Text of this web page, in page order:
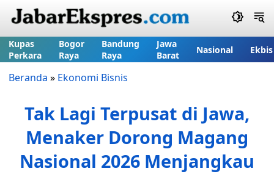
Kupas
Perkara
Bogor
Raya
Bandung
Raya
Jawa
Barat
Nasional Ekbis
Beranda » Ekonomi Bisnis
Tak Lagi Terpusat di Jawa,
Menaker Dorong Magang
Nasional 2026 Menjangkau